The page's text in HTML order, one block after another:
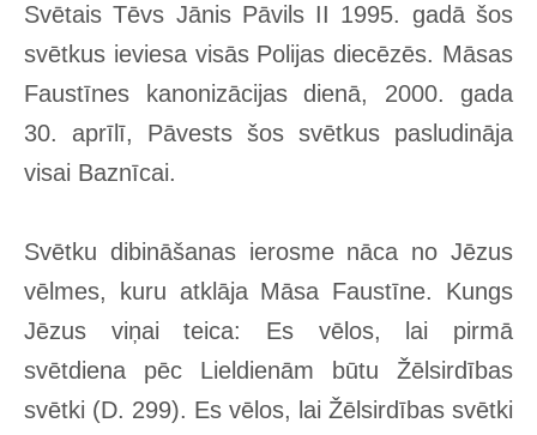
Svētais Tēvs Jānis Pāvils II 1995. gadā šos
svētkus ieviesa visās Polijas diecēzēs. Māsas
Faustīnes kanonizācijas dienā, 2000. gada
30. aprīlī, Pāvests šos svētkus pasludināja
visai Baznīcai.
Svētku dibināšanas ierosme nāca no Jēzus
vēlmes, kuru atklāja Māsa Faustīne. Kungs
Jēzus viņai teica: Es vēlos, lai pirmā
svētdiena pēc Lieldienām būtu Žēlsirdības
svētki (D. 299). Es vēlos, lai Žēlsirdības svētki